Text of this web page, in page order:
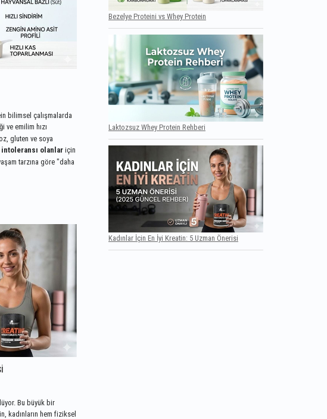
bilimsel çalışmalarda
ve emilim hızı
gluten ve soya
olanlariçin
tarzına göre "daha
Bu büyük bir
kadınların hem fiziksel
Bezelye Proteini vs Whey Protein
Laktozsuz Whey Protein Rehberi
Kadınlar İçin En İyi Kreatin: 5 Uzman Önerisi